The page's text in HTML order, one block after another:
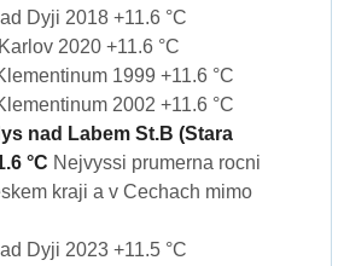
Dyji 2018 +11.6 °C
2020 +11.6 °C
1999 +11.6 °C
2002 +11.6 °C
nad Labem St.B (Stara
°C Nejvyssi prumerna rocni
kraji a v Cechach mimo
Dyji 2023 +11.5 °C